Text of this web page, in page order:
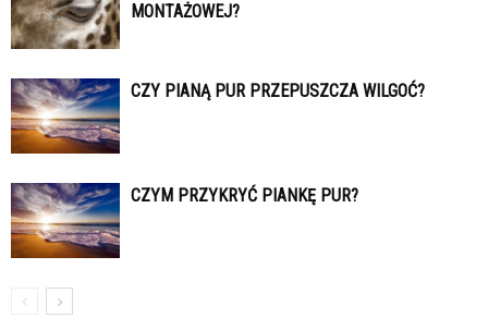
MONTAŻOWEJ?
CZY PIANĄ PUR PRZEPUSZCZA WILGOĆ?
CZYM PRZYKRYĆ PIANKĘ PUR?